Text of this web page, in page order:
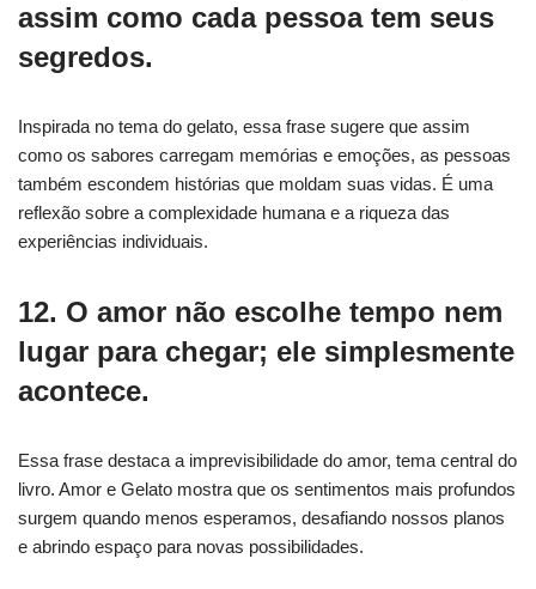
assim como cada pessoa tem seus
segredos.
Inspirada no tema do gelato, essa frase sugere que assim
como os sabores carregam memórias e emoções, as pessoas
também escondem histórias que moldam suas vidas. É uma
reflexão sobre a complexidade humana e a riqueza das
experiências individuais.
12. O amor não escolhe tempo nem
lugar para chegar; ele simplesmente
acontece.
Essa frase destaca a imprevisibilidade do amor, tema central do
livro. Amor e Gelato mostra que os sentimentos mais profundos
surgem quando menos esperamos, desafiando nossos planos
e abrindo espaço para novas possibilidades.